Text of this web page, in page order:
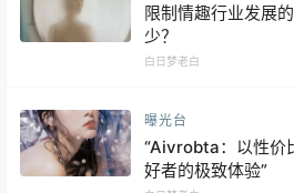
限制情趣行业发展
少？
白日梦老白
曝光台
“Aivrobta：以性价
好者的极致体验”